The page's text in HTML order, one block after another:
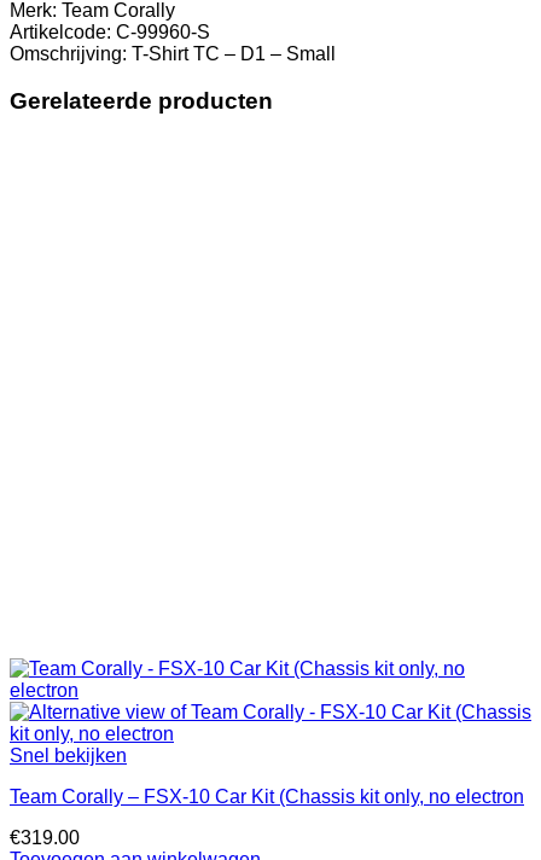
Merk: Team Corally
Artikelcode: C-99960-S
Omschrijving: T-Shirt TC – D1 – Small
Gerelateerde producten
Snel bekijken
Team Corally – FSX-10 Car Kit (Chassis kit only, no electron
€319.00